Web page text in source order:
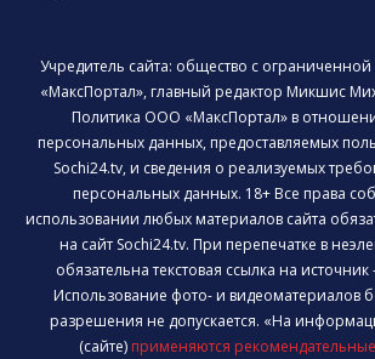
Учредитель сайта: общество с ограниченной
«МаксПортал», главный редактор Микшис
Политика ООО «МаксПортал» в
персональных данных, предоставляемых
Sochi24.tv, и сведения о реализуемых
персональных данных. 18+ Все права
использовании любых материалов сайта
на сайт Sochi24.tv. При перепечатке в
обязательна текстовая ссылка на источник
Использование фото- и видеоматериалов
разрешения не допускается. «На
(сайте) применяются